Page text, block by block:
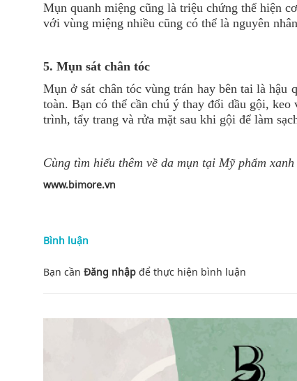
Mụn quanh miệng cũng là triệu chứng thể hiện
với vùng miệng nhiều cũng có thể là nguyên
5. Mụn sát chân tóc
Mụn ở sát chân tóc vùng trán hay bên tai là hậu
toàn. Bạn có thể cần chú ý thay đổi dầu gội,
trình, tẩy trang và rửa mặt sau khi gội để làm
Cùng tìm hiểu thêm về da mụn tại Mỹ phẩm
www.bimore.vn
Bình luận
Bạn cần Đăng nhập để thực hiện bình luận